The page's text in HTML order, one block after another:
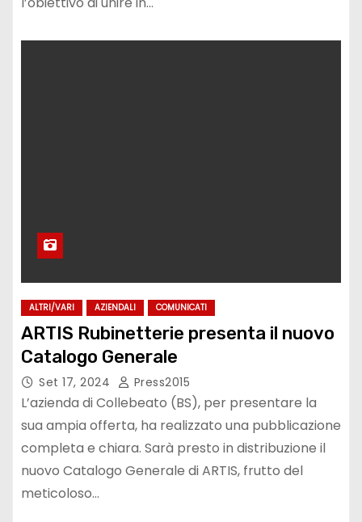
ALTRI/VARI AZIENDALI COMUNICATI
ARTIS Rubinetterie presenta il nuovo
Catalogo Generale
Set 17, 2024 Press2015
L’azienda di Collebeato (BS), per presentare la
sua ampia offerta, ha realizzato una pubblicazione
completa e chiara. Sarà presto in distribuzione il
nuovo Catalogo Generale di ARTIS, frutto del
meticoloso…